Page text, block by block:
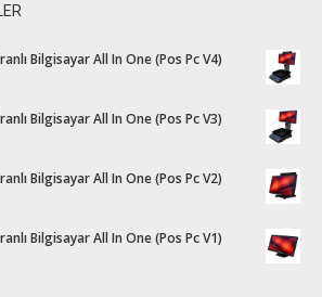
Bilgisayar All In One (Pos Pc V4)
Bilgisayar All In One (Pos Pc V3)
Bilgisayar All In One (Pos Pc V2)
Bilgisayar All In One (Pos Pc V1)